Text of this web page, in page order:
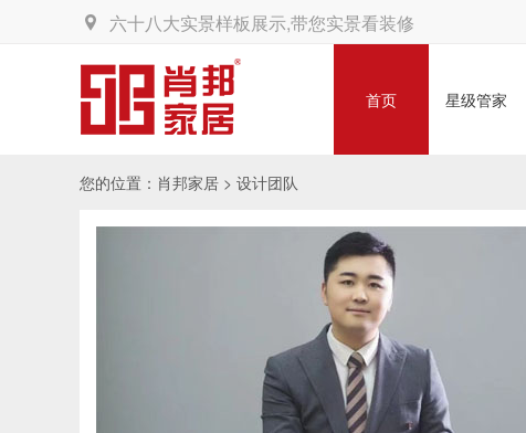
六十八大实景样板展示,带您实景看装修
首页 星级管家
您的位置： 肖邦家居 > 设计团队